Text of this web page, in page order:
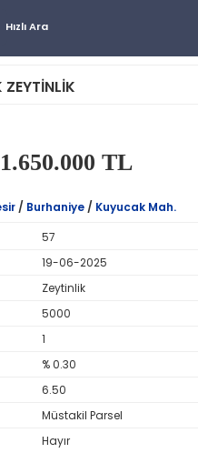
Hızlı Ara
1.650.000 TL
/ Burhaniye/ Kuyucak Mah.
57
19-06-2025
Zeytinlik
5000
1
% 0.30
6.50
Müstakil Parsel
Hayır